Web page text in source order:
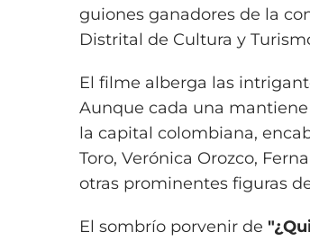
guiones ganadores de la
Distrital de Cultura y
El filme alberga las
Aunque cada una
la capital colombiana,
Toro, Verónica Orozco,
otras prominentes figuras
El sombrío porvenir de